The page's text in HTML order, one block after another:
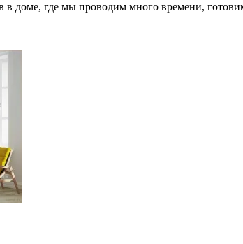
доме, где мы проводим много времени,